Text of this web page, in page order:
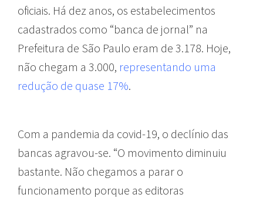
oficiais. Há dez anos, os estabelecimentos
cadastrados como “banca de jornal” na
Prefeitura de São Paulo eram de 3.178. Hoje,
não chegam a 3.000, representando uma
redução de quase 17%.
Com a pandemia da covid-19, o declínio das
bancas agravou-se. “O movimento diminuiu
bastante. Não chegamos a parar o
funcionamento porque as editoras